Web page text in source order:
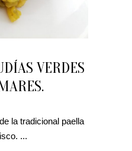
VERDES
la tradicional paella
...